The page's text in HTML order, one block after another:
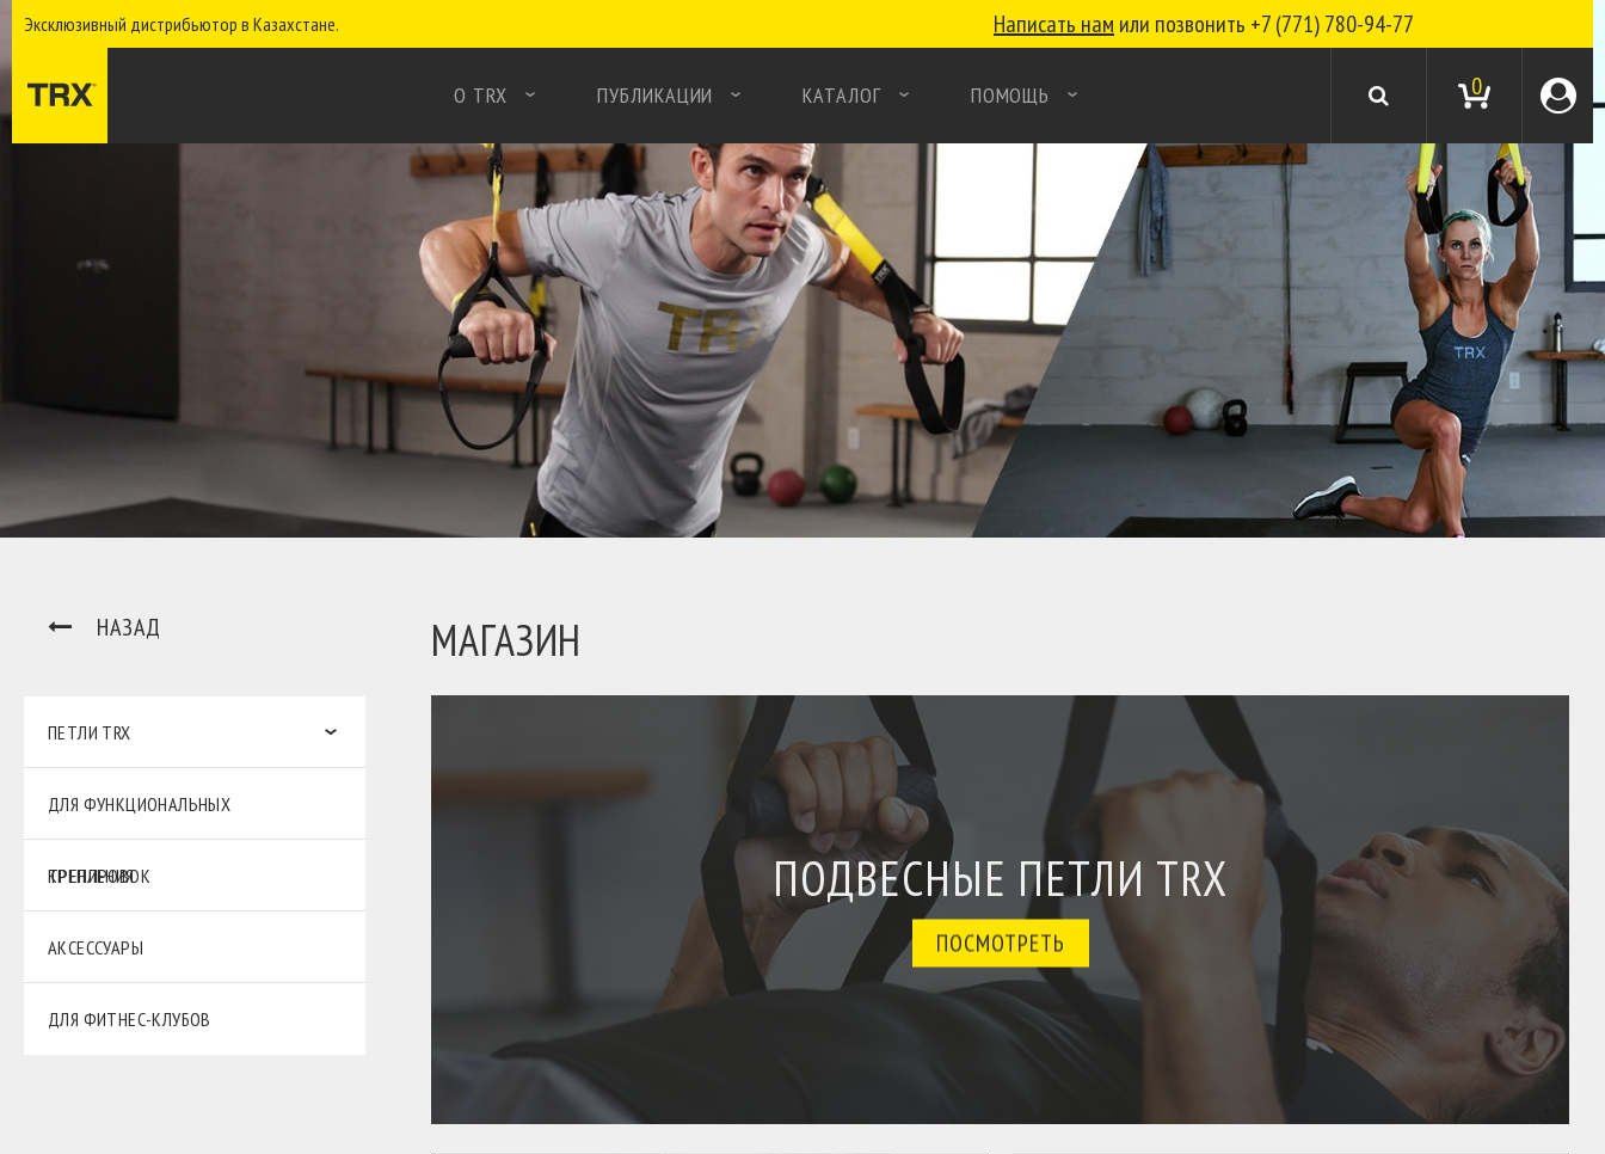
Эксклюзивный дистрибьютор в Казахстане. Написать нам или позвонить +7 (771) 780-94-77
0
О TRX ПУБЛИКАЦИИ КАТАЛОГ ПОМОЩЬ
НАЗАД
ПЕТЛИ TRX
ДЛЯ ФУНКЦИОНАЛЬНЫХ
ТРЕНИРОВОК
КРЕПЛЕНИЯ
АКСЕССУАРЫ
ДЛЯ ФИТНЕС-КЛУБОВ
МАГАЗИН
ПОДВЕСНЫЕ ПЕТЛИ TRX
ПОСМОТРЕТЬ